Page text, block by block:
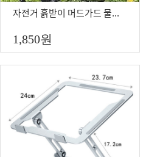
자전거 흙받이 머드가드 물받이 튀김 방지
1,850원